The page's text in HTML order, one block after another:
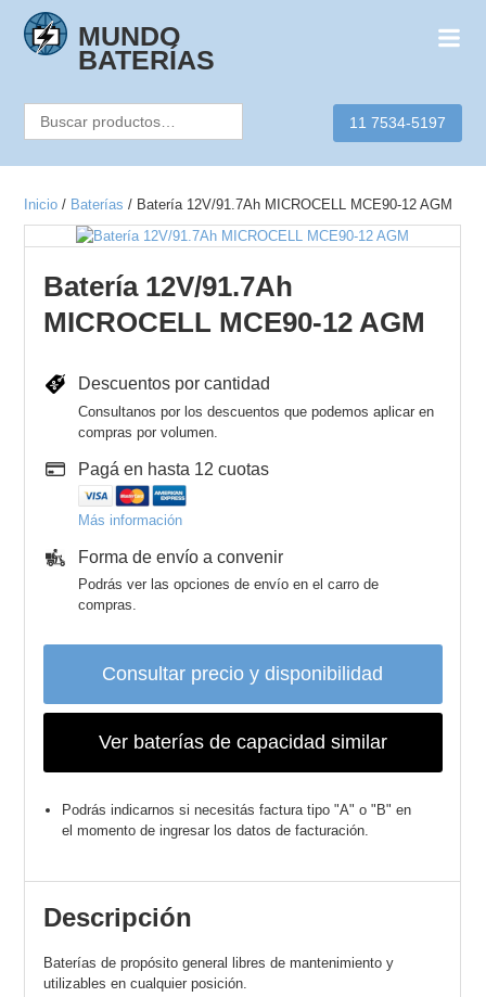
content
MUNDO
BATERÍAS
Buscar
11 7534-5197
Inicio / Baterías / Batería 12V/91.7Ah MICROCELL MCE90-12 AGM
Batería 12V/91.7Ah
MICROCELL MCE90-12 AGM
Descuentos por cantidad
Consultanos por los descuentos que podemos aplicar en
compras por volumen.
Pagá en hasta 12 cuotas
Más información
Forma de envío a convenir
Podrás ver las opciones de envío en el carro de
compras.
Consultar precio y disponibilidad
Ver baterías de capacidad similar
Podrás indicarnos si necesitás factura tipo "A" o "B" en
el momento de ingresar los datos de facturación.
Descripción
Baterías de propósito general libres de mantenimiento y
utilizables en cualquier posición.